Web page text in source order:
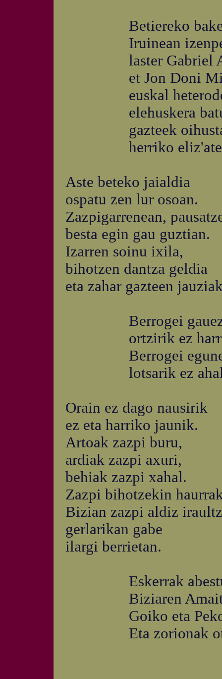
Betiereko
Iruinean
laster Gabriel
et Jon Doni
euskal
elehuskera
gazteek
herriko
Aste beteko jaialdia
ospatu zen lur osoan.
Zazpigarrenean,
besta egin gau guztian.
Izarren soinu ixila,
bihotzen dantza geldia
eta zahar gazteen
Berrogei gauez,
ortzirik ez
Berrogei egunez,
lotsarik ez
Orain ez dago nausirik
ez eta harriko jaunik.
Artoak zazpi buru,
ardiak zazpi axuri,
behiak zazpi xahal.
Zazpi bihotzekin
Bizian zazpi aldiz
gerlarikan gabe
ilargi berrietan.
Eskerrak abestu
Biziaren
Goiko eta
Eta zorionak